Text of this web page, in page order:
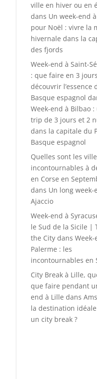
ville en hiver ou en
dans Un week-end
pour Noël : vivre la
hivernale dans la
des fjords
Week-end à Saint-
: que faire en 3
découvrir l’essence
Basque espagnol
Week-end à Bilbao
trip de 3 jours et 2
dans la capitale du
Basque espagnol
Quelles sont les
incontournables à
en Corse en
dans Un long week-
Ajaccio
Week-end à
le Sud de la Sicile |
the City dansWeek-
Palerme : les
incontournables en
City Break à Lille,
que faire pendant
end à Lille dans
la destination
un city break ?